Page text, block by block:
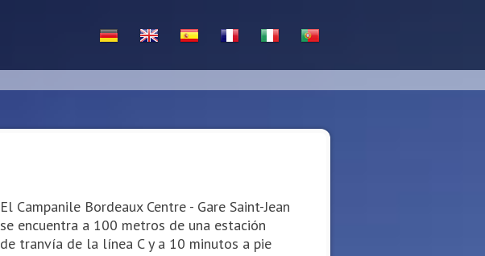
El Campanile Bordeaux Centre - Gare Saint-Jean
se encuentra a 100 metros de una estación
de tranvía de la línea C y a 10 minutos a pie